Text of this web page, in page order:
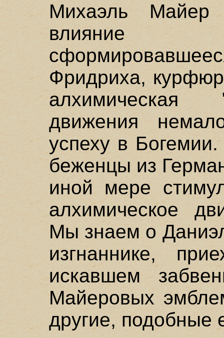
Михаэль Майер
влияние
Фридриха,
алхимическая
движения
успеху в
беженцы из
иной мере
алхимическое
Мы знаем о
изгнаннике,
искавшем
Майеровых
другие, подобные